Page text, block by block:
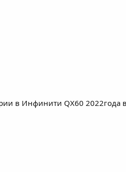
в Инфинити QX60 2022года